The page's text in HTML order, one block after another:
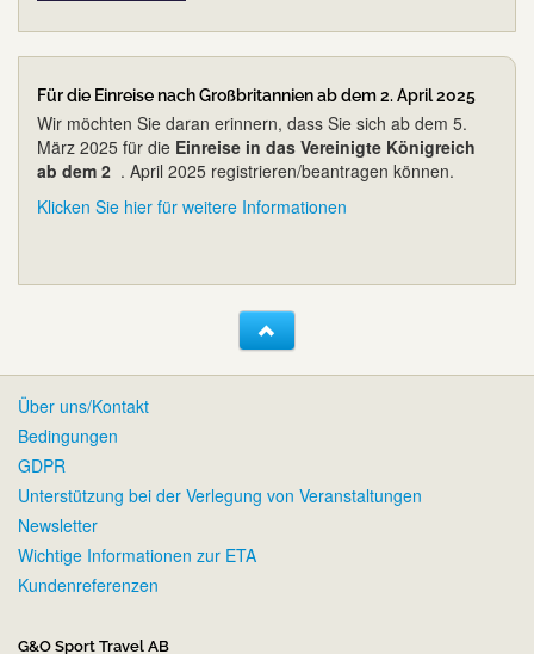
Für die Einreise nach Großbritannien ab dem 2. April 2025
Wir möchten Sie daran erinnern, dass Sie sich ab dem 5.
März 2025 für die Einreise in das Vereinigte Königreich
ab dem 2 . April 2025 registrieren/beantragen können.
Klicken Sie hier für weitere Informationen
Über uns/Kontakt
Bedingungen
GDPR
Unterstützung bei der Verlegung von Veranstaltungen
Newsletter
Wichtige Informationen zur ETA
Kundenreferenzen
G&O Sport Travel AB